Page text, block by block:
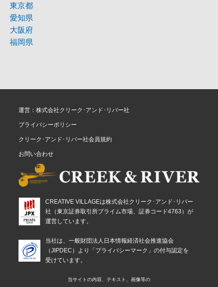
東京都
愛知県
大阪府
福岡県
運営：株式会社クリーク･アンド･リバー社
プライバシーポリシー
クリーク･アンド･リバー社会員規約
お問い合わせ
CREATIVE VILLAGEは株式会社クリーク･アンド･リバー
社（東京証券取引所プライム市場、証券コード4763）が
運営しています。
当社は、一般財団法人日本情報経済社会推進協会
（JIPDEC）より「プライバシーマーク」の付与認定を
受けています。
当サイトの内容、テキスト、画像等の